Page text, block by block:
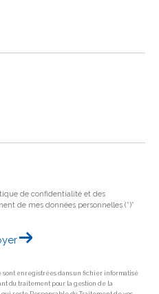
de confidentialité et des
de mes données personnelles (*)*
enregistrées dans un fichier informatisé
du traitement pour la gestion de la